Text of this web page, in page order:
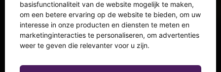
basisfunctionaliteit van de website mogelijk te maken,
om een betere ervaring op de website te bieden, om uw
interesse in onze producten en diensten te meten en
marketinginteracties te personaliseren, om advertenties
weer te geven die relevanter voor u zijn.